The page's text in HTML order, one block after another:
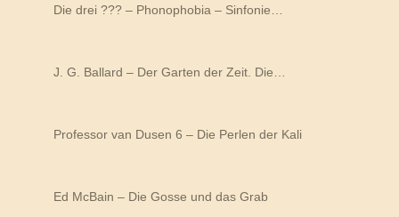
Die drei ??? – Phonophobia – Sinfonie…
J. G. Ballard – Der Garten der Zeit. Die…
Professor van Dusen 6 – Die Perlen der Kali
Ed McBain – Die Gosse und das Grab